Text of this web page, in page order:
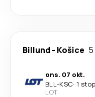
Billund- Košice
ons. 07 okt.
BLL-KSC· 1 stop
LOT